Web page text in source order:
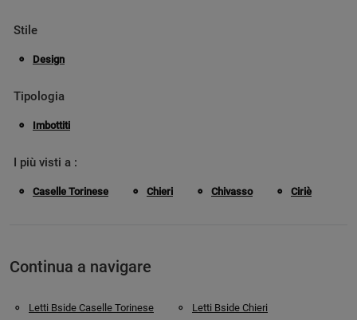
Stile
Design
Tipologia
Imbottiti
I più visti a :
Caselle Torinese Chieri Chivasso Ciriè
Continua a navigare
Letti Bside Caselle Torinese Letti Bside Chieri